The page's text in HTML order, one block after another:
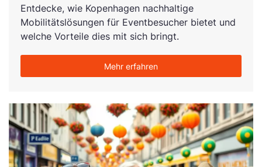
Entdecke, wie Kopenhagen nachhaltige
Mobilitätslösungen für Eventbesucher bietet und
welche Vorteile dies mit sich bringt.
Mehr erfahren